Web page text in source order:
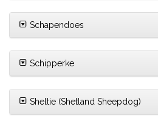
Schapendoes
Schipperke
Sheltie (Shetland Sheepdog)